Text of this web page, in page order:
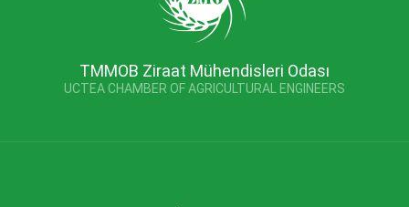
TMMOB Ziraat Mühendisleri Odası
UCTEA CHAMBER OF AGRICULTURAL ENGINEERS